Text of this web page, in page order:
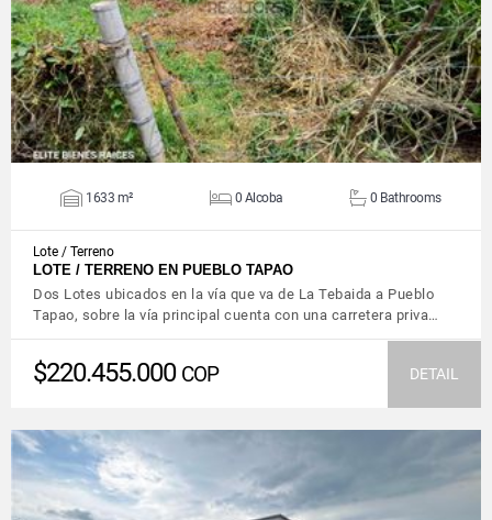
VIEW DETAILS
1633 m² 0 Alcoba 0 Bathrooms
Lote / Terreno
LOTE / TERRENO EN PUEBLO TAPAO
Dos Lotes ubicados en la vía que va de La Tebaida a Pueblo
Tapao, sobre la vía principal cuenta con una carretera priva…
$220.455.000 COP DETAIL